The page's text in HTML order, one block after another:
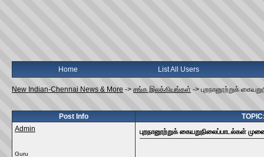
Home List All Users
New Indian-Chennai News & More -> சங்க இலக்கியங்கள் -> புறநானூற்றுக்
Post Info
Admin
Guru
புறநானூற்றுக் கையறுநிலைப்பாடல்கள்